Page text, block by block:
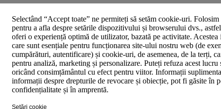
Selectând “Accept toate” ne permiteți să setăm cookie-uri.
pentru a afla despre setările dispozitivului și browserului dvs.,
oferi o experiență optimă de utilizator, bazată pe activitate.
care sunt esențiale pentru funcționarea site-ului nostru web (de
cumpărături, autentificare) și cookie-uri, de asemenea, de la terți,
pentru analiză, marketing și personalizare. Puteți refuza acest
oricând consimțământul cu efect pentru viitor. Informații
informații despre drepturile de revocare și obiecție, pot fi găsite în
confidențialitate și în amprentă.
Setări cookie